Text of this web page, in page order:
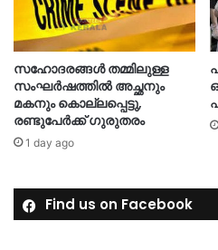
സഹോദരങ്ങൾ തമ്മിലുള്ള
സംഘർഷത്തിൽ അച്ഛനും
മകനും കൊല്ലപ്പെട്ടു,
രണ്ടുപേർക്ക് ഗുരുതരം
1 day ago
Find us on Facebook